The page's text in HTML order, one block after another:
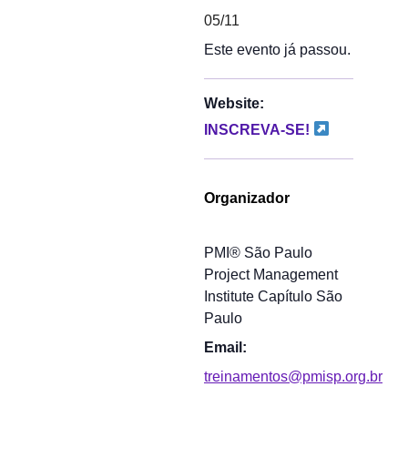
05/11
Este evento já passou.
Website:
INSCREVA-SE!
Organizador
PMI® São Paulo
Project Management
Institute Capítulo São
Paulo
Email:
treinamentos@pmisp.org.br